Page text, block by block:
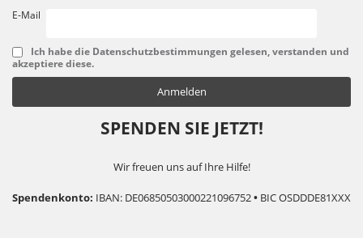
E-Mail
Ich habe die Datenschutzbestimmungen gelesen, verstanden und
akzeptiere diese.
SPENDEN SIE JETZT!
Wir freuen uns auf Ihre Hilfe!
Spendenkonto: IBAN: DE06850503000221096752• BIC OSDDDE81XXX